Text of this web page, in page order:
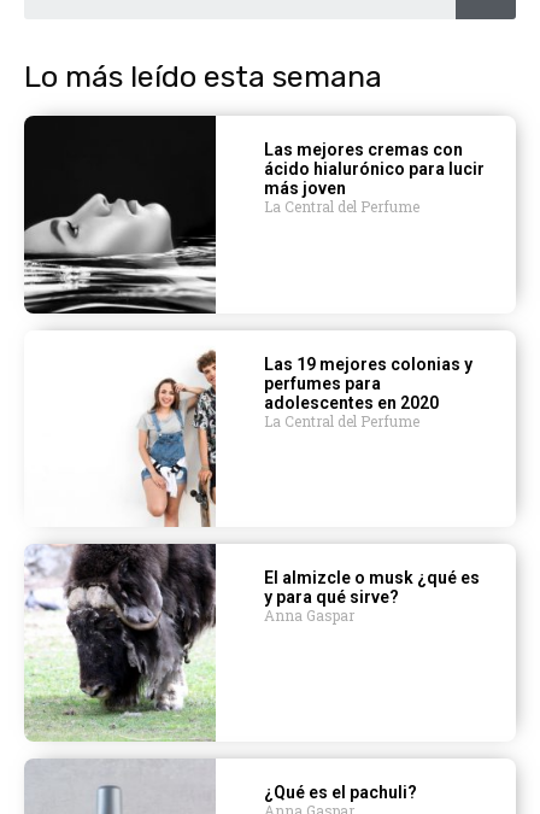
Lo más leído esta semana
Las mejores cremas con
ácido hialurónico para lucir
más joven
La Central del Perfume
Las 19 mejores colonias y
perfumes para
adolescentes en 2020
La Central del Perfume
El almizcle o musk ¿qué es
y para qué sirve?
Anna Gaspar
¿Qué es el pachuli?